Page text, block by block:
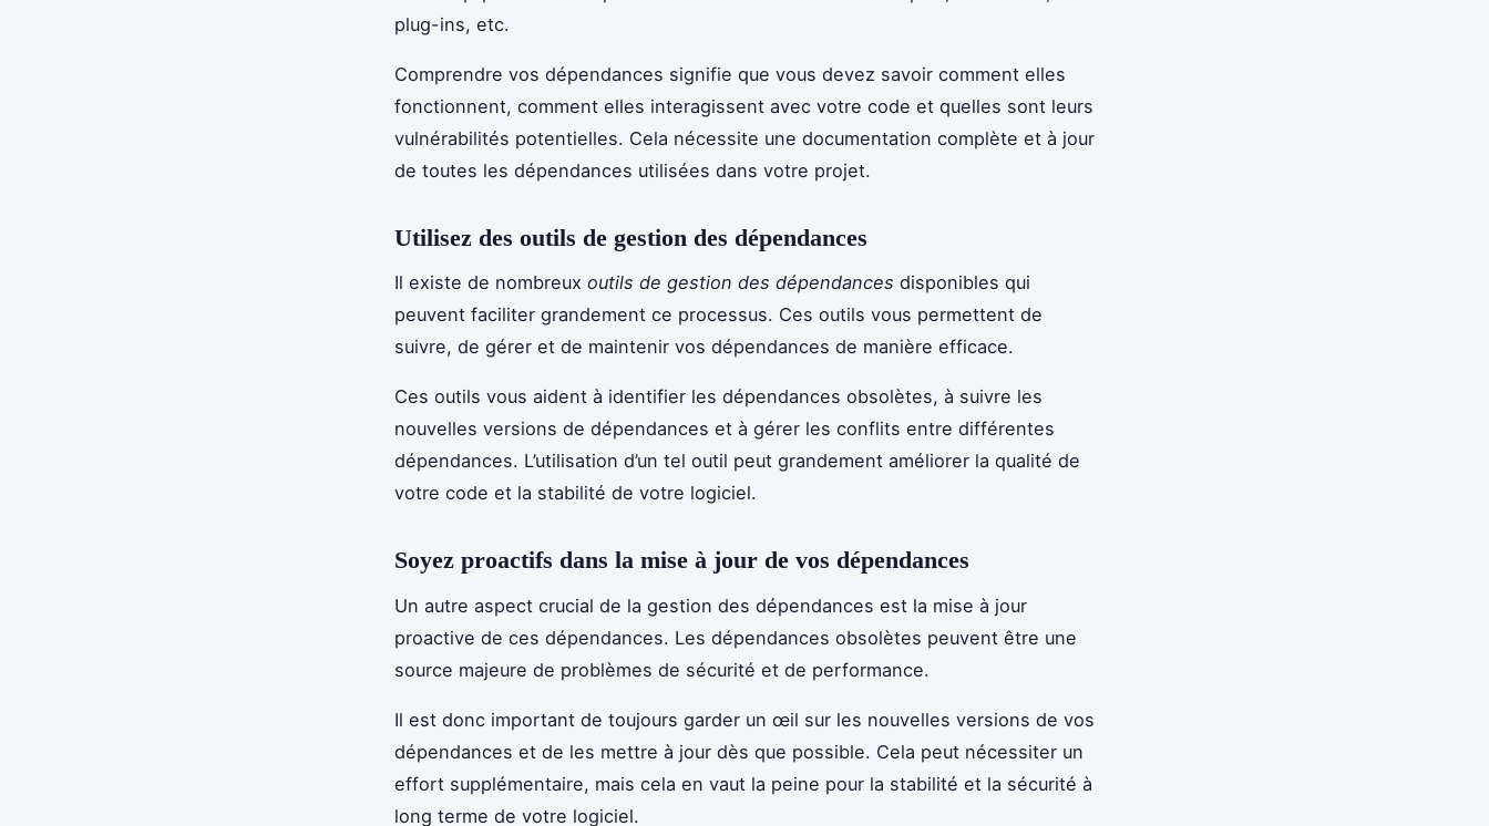
plug-ins, etc.
Comprendre vos dépendances signifie que vous devez savoir comment elles
fonctionnent, comment elles interagissent avec votre code et quelles sont leurs
vulnérabilités potentielles. Cela nécessite une documentation complète et à jour
de toutes les dépendances utilisées dans votre projet.
Utilisez des outils de gestion des dépendances
Il existe de nombreux outils de gestion des dépendances disponibles qui
peuvent faciliter grandement ce processus. Ces outils vous permettent de
suivre, de gérer et de maintenir vos dépendances de manière efficace.
Ces outils vous aident à identifier les dépendances obsolètes, à suivre les
nouvelles versions de dépendances et à gérer les conflits entre différentes
dépendances. L’utilisation d’un tel outil peut grandement améliorer la qualité de
votre code et la stabilité de votre logiciel.
Soyez proactifs dans la mise à jour de vos dépendances
Un autre aspect crucial de la gestion des dépendances est la mise à jour
proactive de ces dépendances. Les dépendances obsolètes peuvent être une
source majeure de problèmes de sécurité et de performance.
Il est donc important de toujours garder un œil sur les nouvelles versions de vos
dépendances et de les mettre à jour dès que possible. Cela peut nécessiter un
effort supplémentaire, mais cela en vaut la peine pour la stabilité et la sécurité à
long terme de votre logiciel.